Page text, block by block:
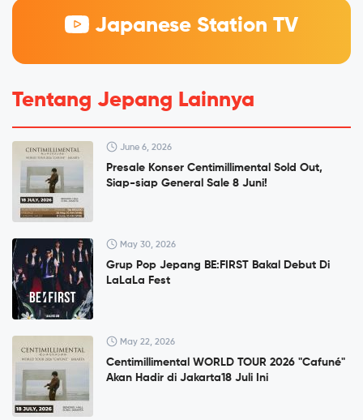
Japanese Station TV
Tentang Jepang Lainnya
June 6, 2026
Presale Konser Centimillimental Sold Out,
Siap-siap General Sale 8 Juni!
May 30, 2026
Grup Pop Jepang BE:FIRST Bakal Debut Di
LaLaLa Fest
May 22, 2026
Centimillimental WORLD TOUR 2026 "Cafuné"
Akan Hadir di Jakarta18 Juli Ini